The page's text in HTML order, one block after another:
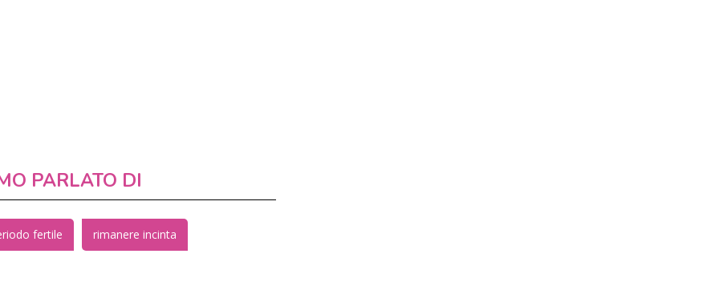
PARLATO DI
fertile rimanere incinta